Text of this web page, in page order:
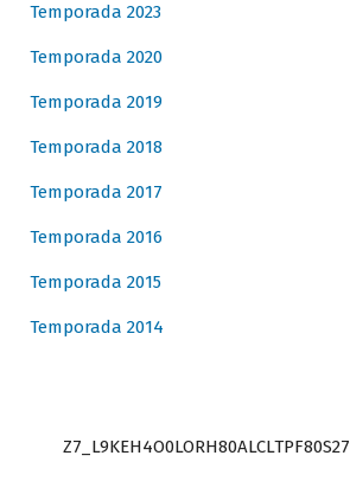
Temporada 2023
Temporada 2020
Temporada 2019
Temporada 2018
Temporada 2017
Temporada 2016
Temporada 2015
Temporada 2014
Z7_L9KEH4O0LORH80ALCLTPF80S27